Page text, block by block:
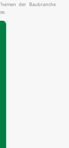
der Baubranche